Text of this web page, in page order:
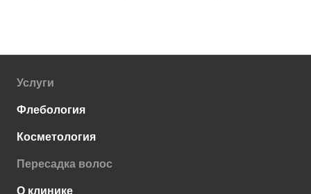
Услуги
Флебология
Косметология
Пересадка волос
О клинике